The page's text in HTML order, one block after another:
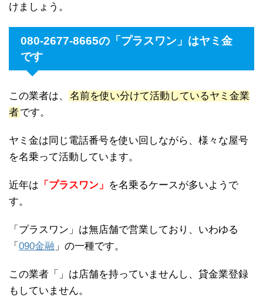
けましょう。
080-2677-8665の「プラスワン」はヤミ金
です
この業者は、
名前を使い分けて活動しているヤミ金業
者です。
ヤミ金は同じ電話番号を使い回しながら、様々な屋号
を名乗って活動しています。
近年は 「プラスワン」 を名乗るケースが多いようで
す。
「プラスワン」は無店舗で営業しており、いわゆる
「 090金融 」の一種です。
この業者「」は店舗を持っていませんし、貸金業登録
もしていません。